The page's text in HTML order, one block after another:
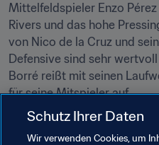
Mittelfeldspieler Enzo
Rivers und das hohe
von Nico de la Cruz und
Defensive sind sehr
Borré reißt mit seinen
für seine Mitspieler auf.
Schutz Ihrer Daten
Wir verwenden Cookies, um